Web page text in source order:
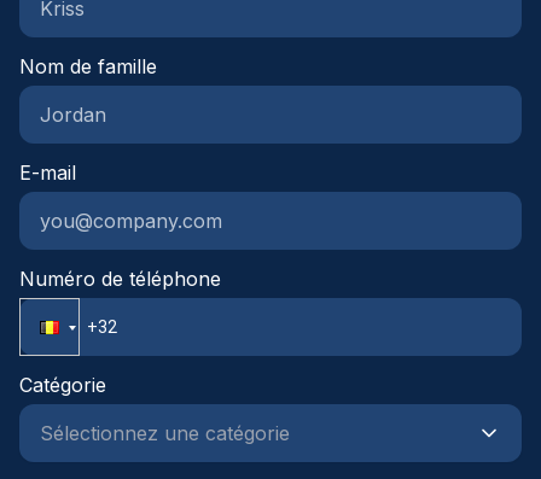
Nom de famille
E-mail
Numéro de téléphone
Catégorie